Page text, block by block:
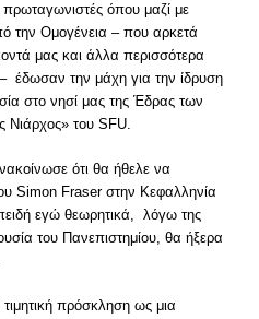
όπου μαζί με
Ομογένεια – που αρκετά
μας και άλλα περισσότερα
έδωσαν την μάχη για την ίδρυση
στο νησί μας της Έδρας των
του SFU.
ότι θα ήθελε να
Simon Fraser στην Κεφαλληνία
εγώ θεωρητικά, λόγω της
του Πανεπιστημίου, θα ήξερα
πρόσκληση ως μια